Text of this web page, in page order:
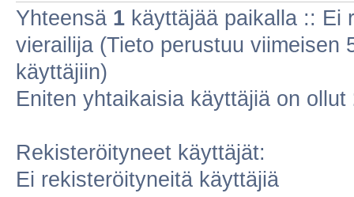
Yhteensä 1 käyttäjää paikalla :: Ei
vierailija (Tieto perustuu viimeisen
käyttäjiin)
Eniten yhtaikaisia käyttäjiä on ollut
Rekisteröityneet käyttäjät:
Ei rekisteröityneitä käyttäjiä